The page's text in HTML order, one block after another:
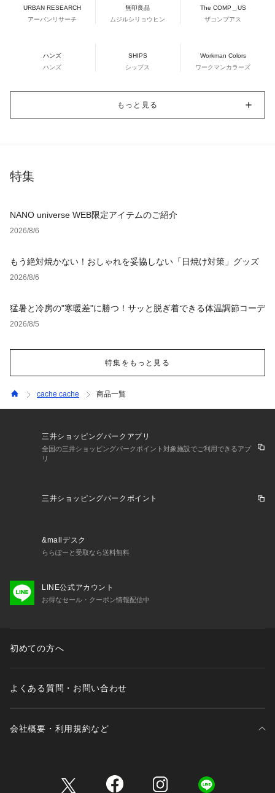
URBAN RESEARCH
アーバンリサーチ
無印良品
ムジルシリョウヒン
The COMP＿US
ザコンプアス
ハンズ
ハンズ
SHIPS
シップス
Workman Colors
ワークマンカラーズ
もっと見る
特集
NANO universe WEB限定アイテムのご紹介
2026/8/6
もう絶対焼かない！おしゃれを妥協しない「日焼け対策」グッズ
2026/8/6
猛暑と冷房の"寒暖差"に勝つ！サッと脱ぎ着できる体温調節コーデ
2026/8/5
特集をもっと見る
cache cache 商品一覧
三井ショッピングパークアプリ
全国の三井ショッピングパークポイント対象施設でご利用できるアプ
リ
三井ショッピングパークポイント
&mallデスク
ららぽーと受取なら送料無料
LINE公式アカウント
お得なセール・クーポン情報配信中
初めての方へ
よくある質問・お問い合わせ
会社概要・利用規約など